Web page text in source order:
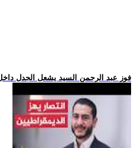
.. فوز عبد الرحمن السيد يشعل الجدل